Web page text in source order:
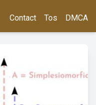
Contact Tos DMCA